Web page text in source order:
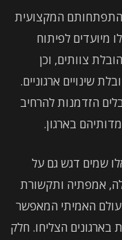
המקצועית
מיועדים לפיתוח
צוותים, וכן
שינויים ארגוניים.
הזדמנות להרחיב
בארגון.
שמים דגש גם על
אמפתיה ותקשורת
האמיתי המאפשר
בארגונים הצליחו. חלק